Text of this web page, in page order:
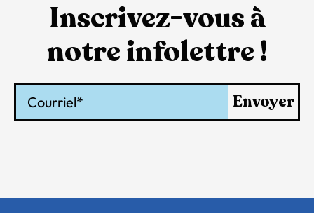
Inscrivez-vous à
notre infolettre !
Envoyer